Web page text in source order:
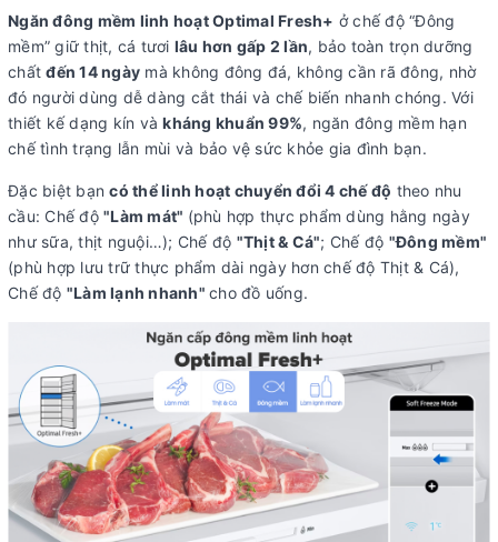
Ngăn đông mềm linh hoạt Optimal Fresh+ ở chế độ “Đông
mềm” giữ thịt, cá tươi lâu hơn gấp 2 lần, bảo toàn trọn dưỡng
chấtđến 14 ngày mà không đông đá, không cần rã đông, nhờ
đó người dùng dễ dàng cắt thái và chế biến nhanh chóng. Với
thiết kế dạng kín vàkháng khuẩn 99%, ngăn đông mềm hạn
chế tình trạng lẫn mùi và bảo vệ sức khỏe gia đình bạn.
Đặc biệt bạncó thể linh hoạt chuyển đổi 4 chế độ theo nhu
cầu: Chế độ "Làm mát" (phù hợp thực phẩm dùng hằng ngày
như sữa, thịt nguội…); Chế độ "Thịt & Cá"; Chế độ "Đông mềm"
(phù hợp lưu trữ thực phẩm dài ngày hơn chế độ Thịt & Cá),
Chế độ "Làm lạnh nhanh" cho đồ uống.